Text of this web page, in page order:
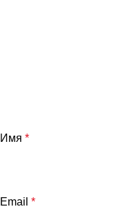
Имя *
Email *